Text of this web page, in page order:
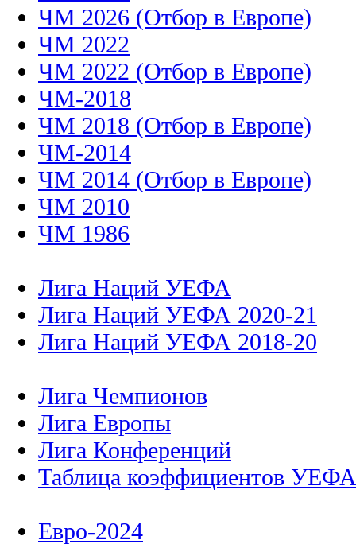
ЧМ 2026 (Отбор в Европе)
ЧМ 2022
ЧМ 2022 (Отбор в Европе)
ЧМ-2018
ЧМ 2018 (Отбор в Европе)
ЧМ-2014
ЧМ 2014 (Отбор в Европе)
ЧМ 2010
ЧМ 1986
Лига Наций УЕФА
Лига Наций УЕФА 2020-21
Лига Наций УЕФА 2018-20
Лига Чемпионов
Лига Европы
Лига Конференций
Таблица коэффициентов УЕФА
Евро-2024